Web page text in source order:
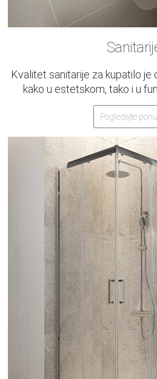
Kvalitet sanitarije za kupatilo je
kako u estetskom, tako i u
Pogledajte